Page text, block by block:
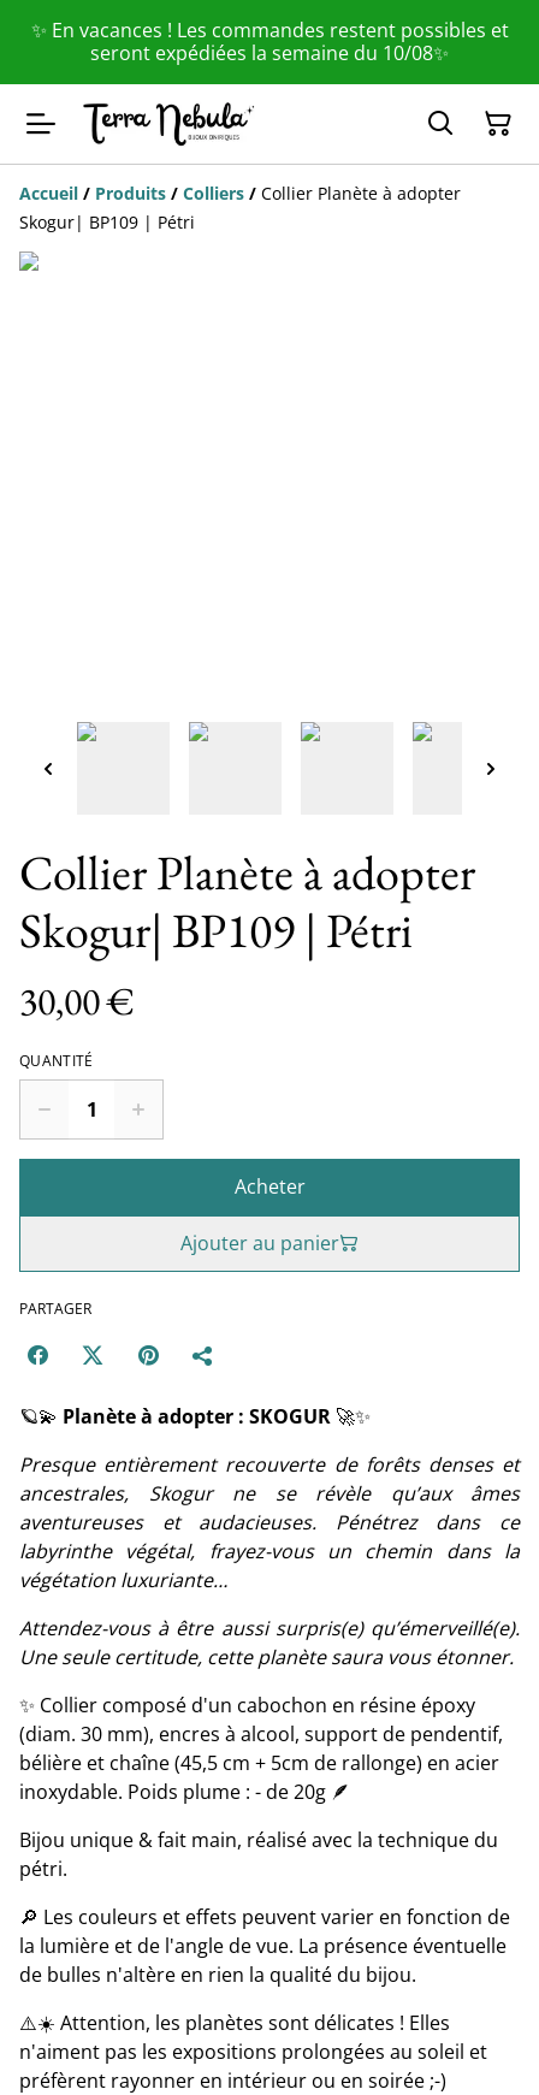
✨ En vacances ! Les commandes restent possibles et
seront expédiées la semaine du 10/08✨
Accueil / Produits / Colliers / Collier Planète à adopter
Skogur| BP109 | Pétri
Collier Planète à adopter
Skogur| BP109 | Pétri
30,00 €
QUANTITÉ
Acheter
Ajouter au panier
PARTAGER
🪐💫 Planète à adopter : SKOGUR 🚀✨
Presque entièrement recouverte de forêts denses et
ancestrales, Skogur ne se révèle qu’aux âmes
aventureuses et audacieuses. Pénétrez dans ce
labyrinthe végétal, frayez-vous un chemin dans la
végétation luxuriante…
Attendez-vous à être aussi surpris(e) qu’émerveillé(e).
Une seule certitude, cette planète saura vous étonner.
✨ Collier composé d'un cabochon en résine époxy
(diam. 30 mm), encres à alcool, support de pendentif,
bélière et chaîne (45,5 cm + 5cm de rallonge) en acier
inoxydable. Poids plume : - de 20g 🪶
Bijou unique & fait main, réalisé avec la technique du
pétri.
🔎 Les couleurs et effets peuvent varier en fonction de
la lumière et de l'angle de vue. La présence éventuelle
de bulles n'altère en rien la qualité du bijou.
⚠️☀️ Attention, les planètes sont délicates ! Elles
n'aiment pas les expositions prolongées au soleil et
préfèrent rayonner en intérieur ou en soirée ;-)